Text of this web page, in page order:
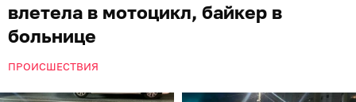
влетела в мотоцикл, байкер в
больнице
ПРОИСШЕСТВИЯ